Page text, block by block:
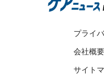
プライ
会社概要
サイト